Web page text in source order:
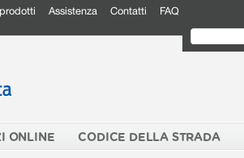
Assistenza Contatti FAQ
ONLINE CODICE DELLA STRADA